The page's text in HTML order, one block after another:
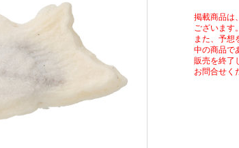
掲載商品は
ございます。
また、予想
中の商品で
販売を終了
お問合せく